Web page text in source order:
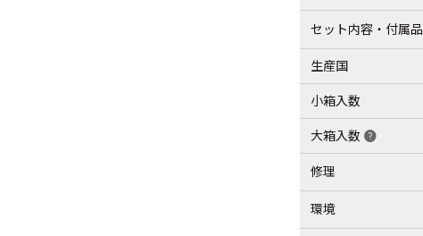
セット内容・付属品
生産国
小箱入数
大箱入数 help
修理
環境